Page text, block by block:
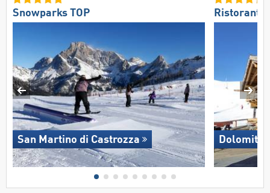
Snowparks TOP
San Martino di Castrozza
Ristoranti/